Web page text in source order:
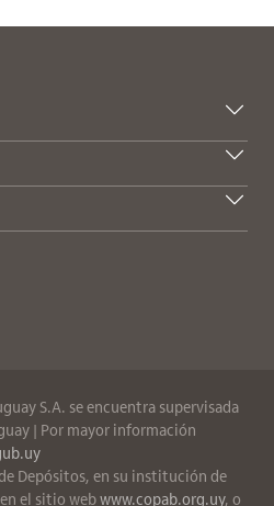
S.A. se encuentra supervisada
| Por mayor información
Depósitos, en su institución de
el sitio webwww.copab.org.uy, o